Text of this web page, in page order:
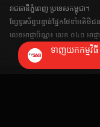
រាជធានីភ្នំពេញ ប្រទេសកម្ពុជា។
ខ្សែទូរស័ព្ទបន្ទាន់ផ្នែកថែទាំអតិ
លេខអាជ្ញាប័ណ្ណ៖ លេខ ០៤១ អា
ទាញយកកម្មវិ